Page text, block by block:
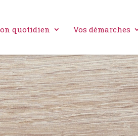
quotidien Vos démarches